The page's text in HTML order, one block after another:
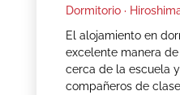
Dormitorio ·
El alojamiento en
excelente manera
cerca de la escuela
compañeros de